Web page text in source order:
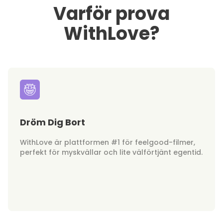
Varför prova
WithLove?
Dröm Dig Bort
WithLove är plattformen #1 för feelgood-filmer,
perfekt för myskvällar och lite välförtjänt egentid.